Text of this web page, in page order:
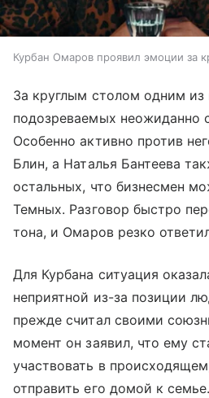
Курбан Омаров проявил эмоции за
За круглым столом одним из
подозреваемых неожиданно
Особенно активно против
Блин, а Наталья Бантеева
остальных, что бизнесмен
Темных. Разговор быстро
тона, и Омаров резко
Для Курбана ситуация
неприятной из-за позиции
прежде считал своими
момент он заявил, что ему
участвовать в
отправить его домой к